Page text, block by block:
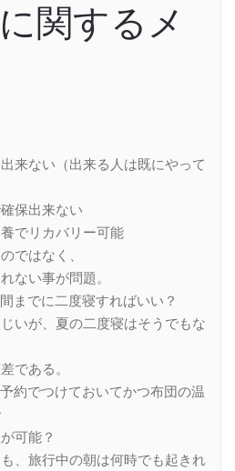
関するメ
来ない（出来る人は既にやって
保出来ない
でリカバリー可能
ではなく、
ない事が問題。
までに二度寝すればいい？
いが、夏の二度寝はそうでもな
である。
約でつけておいてかつ布団の温
可能？
、旅行中の朝は何時でも起きれ